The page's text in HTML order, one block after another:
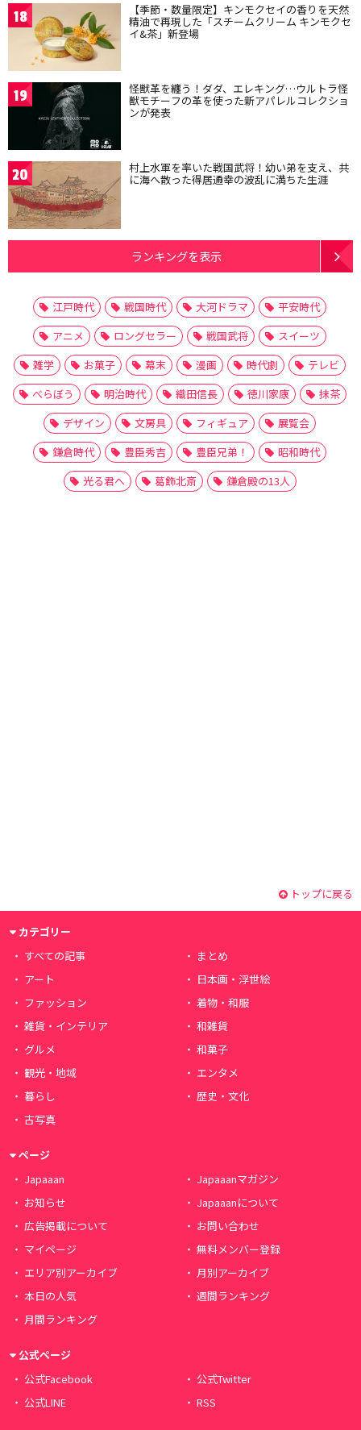
18 【季節・数量限定】キンモクセイの香りを天然
精油で再現した「スチームクリーム キンモクセ
イ&茶」新登場
19 怪獣革を纏う！ダダ、エレキング…ウルトラ怪
獣モチーフの革を使った新アパレルコレクショ
ンが発表
20 村上水軍を率いた戦国武将！幼い弟を支え、共
に海へ散った得居通幸の波乱に満ちた生涯
ランキングを表示
江戸時代 戦国時代 大河ドラマ
平安時代
アニメ
ロングセラー 戦国武将
スイーツ
雑学
お菓子 幕末 漫画 時代劇
テレビ
べらぼう
明治時代 織田信長 徳川家康
抹茶
デザイン
文房具 フィギュア
展覧会
鎌倉時代
豊臣秀吉 豊臣兄弟！
昭和時代
光る君へ
葛飾北斎 鎌倉殿の13人
トップに戻る
カテゴリー
すべての記事
まとめ
アート
日本画・浮世絵
ファッション
着物・和服
雑貨・インテリア
和雑貨
グルメ
和菓子
観光・地域
エンタメ
暮らし
歴史・文化
古写真
ページ
Japaaan
Japaaanマガジン
お知らせ
Japaaanについて
広告掲載について
お問い合わせ
マイページ
無料メンバー登録
エリア別アーカイブ
月別アーカイブ
本日の人気
週間ランキング
月間ランキング
公式ページ
公式Facebook
公式Twitter
公式LINE
RSS